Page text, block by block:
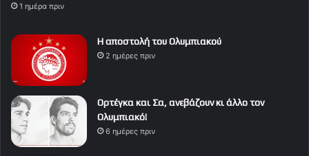
1 ημέρα πριν
Η αποστολή του Ολυμπιακού
2 ημέρες πριν
Ορτέγκα και Σα, ανεβάζουν κι άλλο τον
Ολυμπιακό!
6 ημέρες πριν